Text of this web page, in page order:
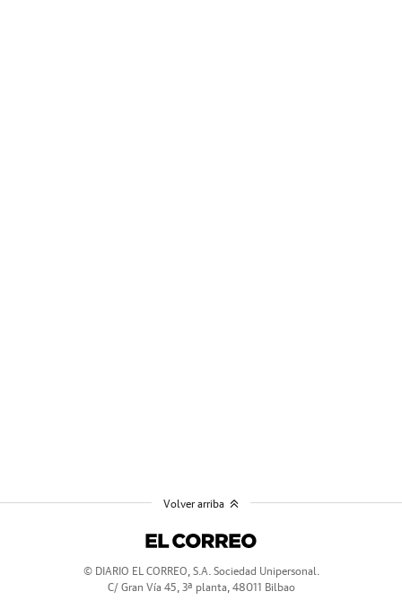
© DIARIO EL CORREO, S.A. Sociedad Unipersonal.
C/ Gran Vía 45, 3ª planta, 48011 Bilbao
Volver arriba